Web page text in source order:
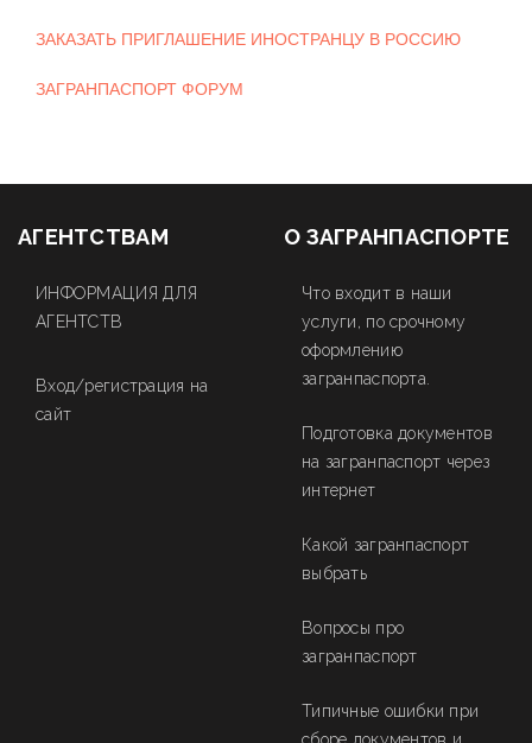
ЗАКАЗАТЬ ПРИГЛАШЕНИЕ ИНОСТРАНЦУ В РОССИЮ
ЗАГРАНПАСПОРТ ФОРУМ
АГЕНТСТВАМ
ИНФОРМАЦИЯ ДЛЯ
АГЕНТСТВ
Вход/регистрация на
сайт
О ЗАГРАНПАСПОРТЕ
Что входит в наши
услуги, по срочному
оформлению
загранпаспорта.
Подготовка документов
на загранпаспорт через
интернет
Какой загранпаспорт
выбрать
Вопросы про
загранпаспорт
Типичные ошибки при